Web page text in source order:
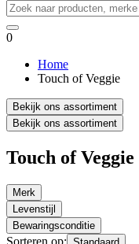
0
Home
Touch of Veggie
Bekijk ons assortiment
Bekijk ons assortiment
Touch of Veggie
Merk
Levenstijl
Bewaringsconditie
Sorteren op: